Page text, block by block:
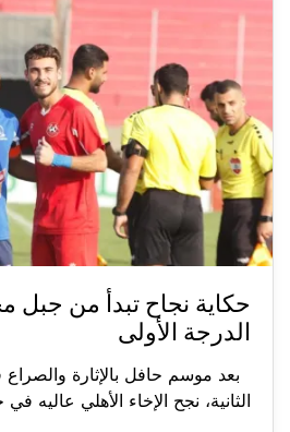
حكاية نجاح تبدأ من
الدرجة الأولى
بعد موسم حافل بالإثارة
الثانية، نجح الإخاء الأهلي عاليه